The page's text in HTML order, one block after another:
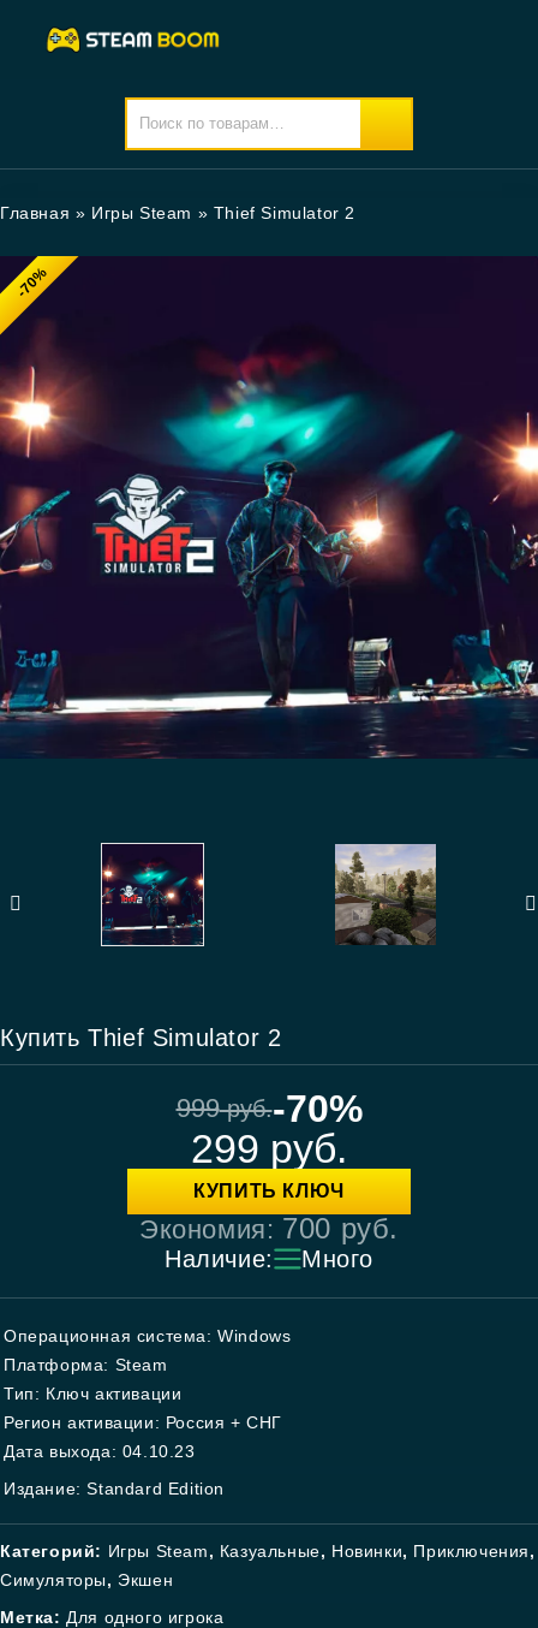
Главная » Игры Steam » Thief Simulator 2
-70%
Купить Thief Simulator 2
999руб.-70%
299 руб.
КУПИТЬ КЛЮЧ
Экономия: 700 руб.
Наличие: Много
Операционная система: Windows
Платформа: Steam
Тип: Ключ активации
Регион активации: Россия + СНГ
Дата выхода: 04.10.23
Издание: Standard Edition
Категорий: Игры Steam, Казуальные, Новинки, Приключения,
Симуляторы, Экшен
Метка: Для одного игрока